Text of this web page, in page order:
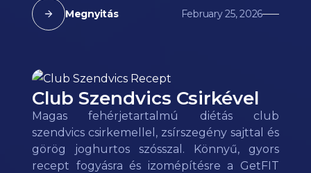
Megnyitás February 25, 2026
Club Szendvics Csirkével
Magas fehérjetartalmú diétás club
szendvics csirkemellel, zsírszegény sajttal és
görög joghurtos szósszal. Könnyű, gyors
recept fogyásra és izomépítésre a GetFIT